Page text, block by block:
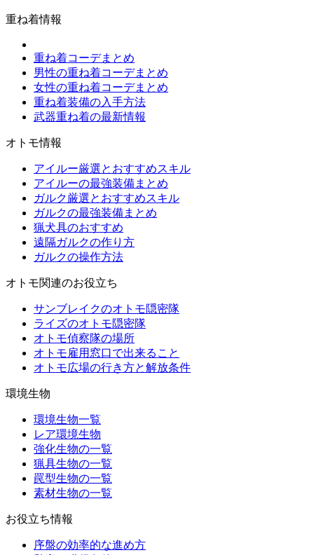
重ね着情報
重ね着コーデまとめ
男性の重ね着コーデまとめ
女性の重ね着コーデまとめ
重ね着装備の入手方法
武器重ね着の最新情報
オトモ情報
アイルー厳選とおすすめスキル
アイルーの最強装備まとめ
ガルク厳選とおすすめスキル
ガルクの最強装備まとめ
猟犬具のおすすめ
遠隔ガルクの作り方
ガルクの操作方法
オトモ関連のお役立ち
サンブレイクのオトモ隠密隊
ライズのオトモ隠密隊
オトモ偵察隊の場所
オトモ雇用窓口で出来ること
オトモ広場の行き方と解放条件
環境生物
環境生物一覧
レア環境生物
強化生物の一覧
猟具生物の一覧
罠型生物の一覧
素材生物の一覧
お役立ち情報
序盤の効率的な進め方